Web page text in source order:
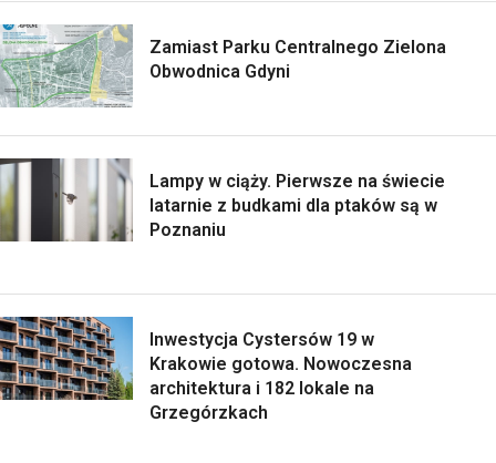
Zamiast Parku Centralnego Zielona
Obwodnica Gdyni
Lampy w ciąży. Pierwsze na świecie
latarnie z budkami dla ptaków są w
Poznaniu
Inwestycja Cystersów 19 w
Krakowie gotowa. Nowoczesna
architektura i 182 lokale na
Grzegórzkach